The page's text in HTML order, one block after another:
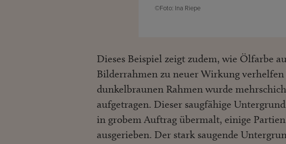
©Foto: Ina Riepe
Dieses Beispiel zeigt zudem, wie Ölfarbe
Bilderrahmen zu neuer Wirkung
dunkelbraunen Rahmen wurde
aufgetragen. Dieser saugfähige
in grobem Auftrag übermalt, einige
ausgerieben. Der stark saugende